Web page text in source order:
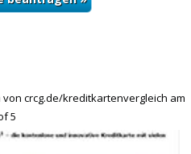
von crcg.de/kreditkartenvergleich am
5